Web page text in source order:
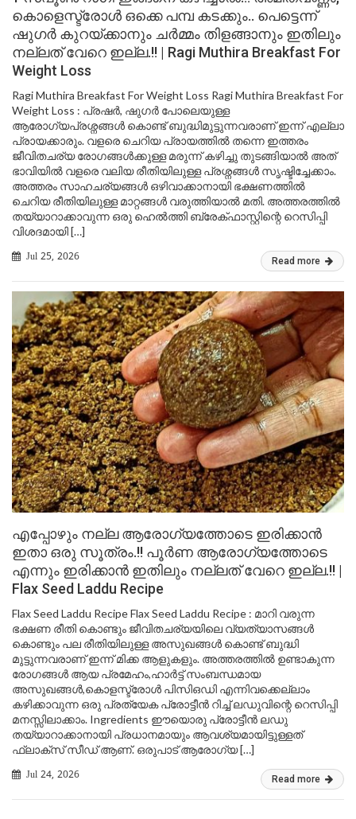
കൊളെസ്ട്രോൾ ഒക്കെ പമ്പ കടക്കും.. പെട്ടെന്ന്
ഷുഗർ കുറയ്ക്കാനും ചർമ്മം തിളങ്ങാനും ഇതിലും
നല്ലത് വേറെ ഇല്ല.!! | Ragi Muthira Breakfast For
Weight Loss
Ragi Muthira Breakfast For Weight Loss Ragi Muthira Breakfast For
Weight Loss : പ്രഷർ, ഷുഗർ പോലെയുള്ള
ആരോഗ്യപ്രശ്നങ്ങൾ കൊണ്ട് ബുദ്ധിമുട്ടുന്നവരാണ് ഇന്ന് എല്ലാ
പ്രായക്കാരും. വളരെ ചെറിയ പ്രായത്തിൽ തന്നെ ഇത്തരം
ജീവിതചര്യ രോഗങ്ങൾക്കുള്ള മരുന്ന് കഴിച്ചു തുടങ്ങിയാൽ അത്
ഭാവിയിൽ വളരെ വലിയ രീതിയിലുള്ള പ്രശ്നങ്ങൾ സൃഷ്ടിച്ചേക്കാം.
അത്തരം സാഹചര്യങ്ങൾ ഒഴിവാക്കാനായി ഭക്ഷണത്തിൽ
ചെറിയ രീതിയിലുള്ള മാറ്റങ്ങൾ വരുത്തിയാൽ മതി. അത്തരത്തിൽ
തയ്യാറാക്കാവുന്ന ഒരു ഹെൽത്തി ബ്രേക്ഫാസ്റ്റിന്റെ റെസിപ്പി
വിശദമായി […]
Jul 25, 2026 Read more
എപ്പോഴും നല്ല ആരോഗ്യത്തോടെ ഇരിക്കാൻ
ഇതാ ഒരു സൂത്രം.!! പൂർണ ആരോഗ്യത്തോടെ
എന്നും ഇരിക്കാൻ ഇതിലും നല്ലത് വേറെ ഇല്ല.!! |
Flax Seed Laddu Recipe
Flax Seed Laddu Recipe Flax Seed Laddu Recipe : മാറി വരുന്ന
ഭക്ഷണ രീതി കൊണ്ടും ജീവിതചര്യയിലെ വ്യത്യാസങ്ങൾ
കൊണ്ടും പല രീതിയിലുള്ള അസുഖങ്ങൾ കൊണ്ട് ബുദ്ധി
മുട്ടുന്നവരാണ് ഇന്ന് മിക്ക ആളുകളും. അത്തരത്തിൽ ഉണ്ടാകുന്ന
രോഗങ്ങൾ ആയ പ്രമേഹം,ഹാർട്ട് സംബന്ധമായ
അസുഖങ്ങൾ,കൊളസ്ട്രോൾ പിസിഒഡി എന്നിവക്കെല്ലാം
കഴിക്കാവുന്ന ഒരു പ്രത്യേക പ്രോട്ടീൻ റിച്ച് ലഡുവിന്റെ റെസിപ്പി
മനസ്സിലാക്കാം. Ingredients ഈയൊരു പ്രോട്ടീൻ ലഡു
തയ്യാറാക്കാനായി പ്രധാനമായും ആവശ്യമായിട്ടുള്ളത്
ഫ്ലാക്സ് സീഡ് ആണ്. ഒരുപാട് ആരോഗ്യ […]
Jul 24, 2026 Read more